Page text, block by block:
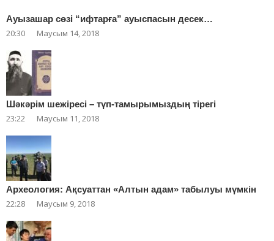
Ауызашар сөзі “ифтарға” ауыспасын десек…
20:30 Маусым 14, 2018
Шәкәрім шежіресі – түп-тамырымыздың тірегі
23:22 Маусым 11, 2018
Археология: Ақсуаттан «Алтын адам» табылуы мүмкін
22:28 Маусым 9, 2018